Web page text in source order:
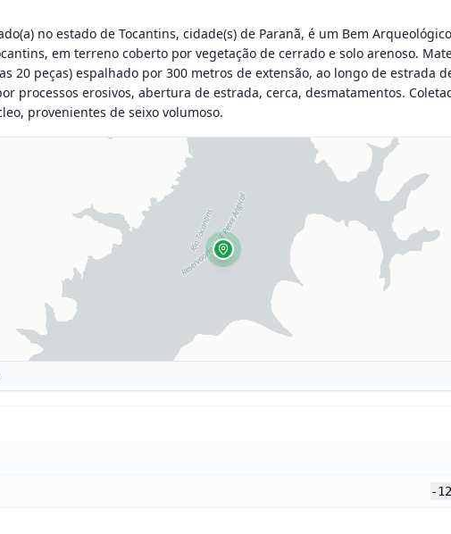
no estado de Tocantins, cidade(s) de Paranã, é um Bem
em terreno coberto por vegetação de cerrado e solo arenoso.
20 peças) espalhado por 300 metros de extensão, ao longo de estrada
processos erosivos, abertura de estrada, cerca, desmatamentos.
provenientes de seixo volumoso.
-